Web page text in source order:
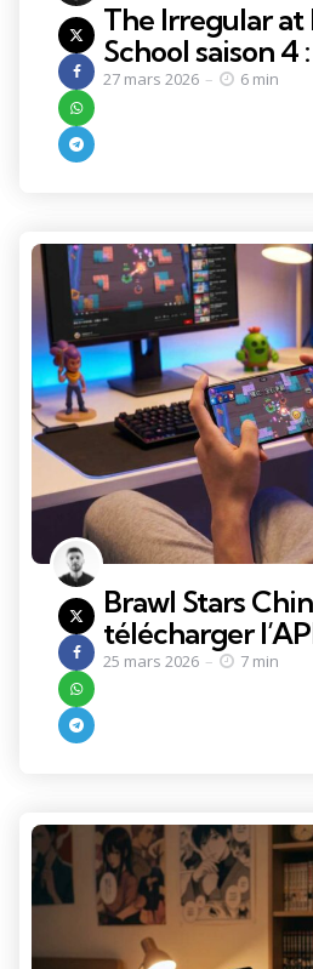
The Irregular at
School saison 4
27 mars 2026 6 min
Brawl Stars
télécharger
25 mars 2026 7 min